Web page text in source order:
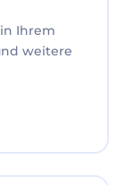
Ihrem
weitere